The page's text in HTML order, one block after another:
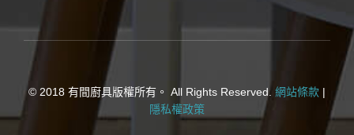
© 2018 有間廚具版權所有。 All Rights Reserved. 網站條款 |
隱私權政策